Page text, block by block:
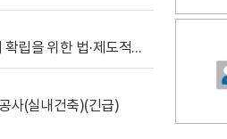
[위탁연구] 학습데이터 거래 시장의 보상체계 확립을 위한 법·제도적 검토 방안 연구
사(실내건축)(긴급)